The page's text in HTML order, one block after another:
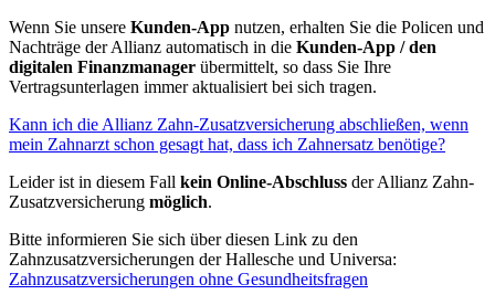
Wenn Sie unsere Kunden-App nutzen, erhalten Sie die Policen und
Nachträge der Allianz automatisch in die Kunden-App / den
digitalen Finanzmanager übermittelt, so dass Sie Ihre
Vertragsunterlagen immer aktualisiert bei sich tragen.
Kann ich die Allianz Zahn-Zusatzversicherung abschließen, wenn
mein Zahnarzt schon gesagt hat, dass ich Zahnersatz benötige?
Leider ist in diesem Fall kein Online-Abschluss der Allianz Zahn-
Zusatzversicherung möglich.
Bitte informieren Sie sich über diesen Link zu den
Zahnzusatzversicherungen der Hallesche und Universa:
Zahnzusatzversicherungen ohne Gesundheitsfragen